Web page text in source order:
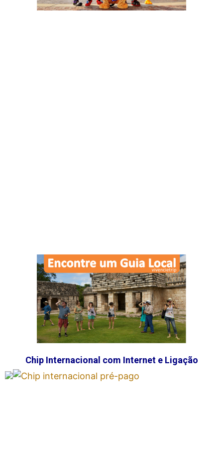
Chip Internacional com Internet e Ligação